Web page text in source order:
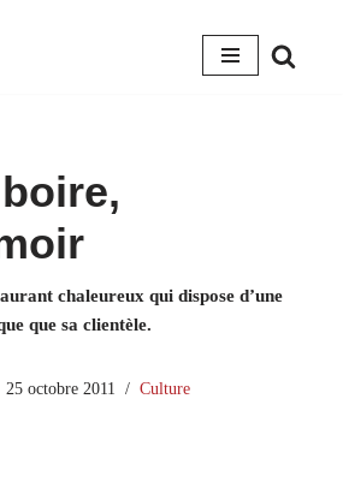
chaleureux qui dispose d’une
que sa clientèle.
25 octobre 2011 Culture